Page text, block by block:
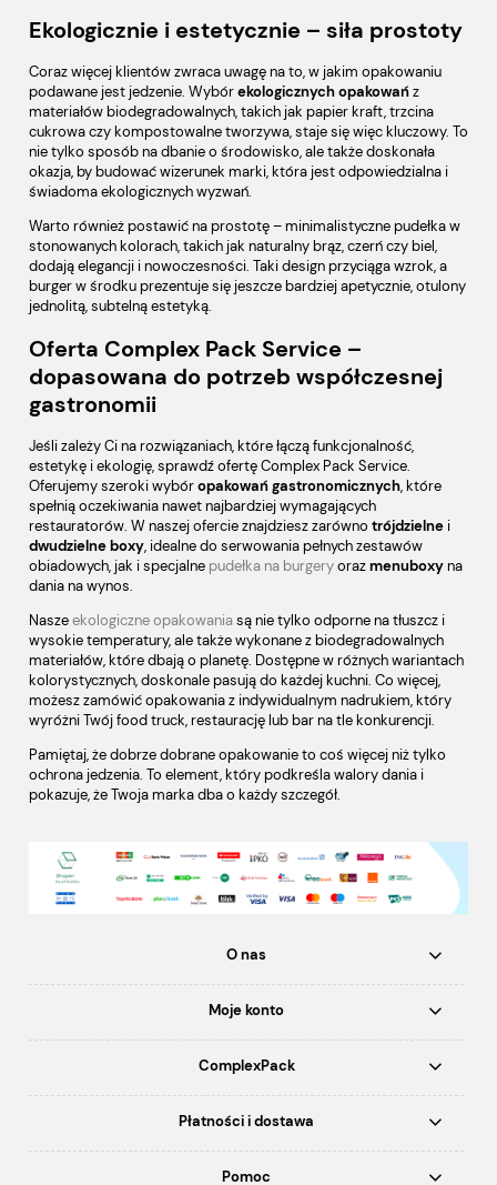
Ekologicznie i estetycznie – siła prostoty
Coraz więcej klientów zwraca uwagę na to, w jakim opakowaniu
podawane jest jedzenie. Wybórekologicznych opakowańz
materiałów biodegradowalnych, takich jak papier kraft, trzcina
cukrowa czy kompostowalne tworzywa, staje się więc kluczowy. To
nie tylko sposób na dbanie o środowisko, ale także doskonała
okazja, by budować wizerunek marki, która jest odpowiedzialna i
świadoma ekologicznych wyzwań.
Warto również postawić na prostotę – minimalistyczne pudełka w
stonowanych kolorach, takich jak naturalny brąz, czerń czy biel,
dodają elegancji i nowoczesności. Taki design przyciąga wzrok, a
burger w środku prezentuje się jeszcze bardziej apetycznie, otulony
jednolitą, subtelną estetyką.
Oferta Complex Pack Service –
dopasowana do potrzeb współczesnej
gastronomii
Jeśli zależy Ci na rozwiązaniach, które łączą funkcjonalność,
estetykę i ekologię, sprawdź ofertę Complex Pack Service.
Oferujemy szeroki wybóropakowań gastronomicznych, które
spełnią oczekiwania nawet najbardziej wymagających
restauratorów. W naszej ofercie znajdziesz zarówno trójdzielne i
dwudzielne boxy, idealne do serwowania pełnych zestawów
obiadowych, jak i specjalne pudełka na burgeryorazmenuboxyna
dania na wynos.
Naszeekologiczne opakowaniasą nie tylko odporne na tłuszcz i
wysokie temperatury, ale także wykonane z biodegradowalnych
materiałów, które dbają o planetę. Dostępne w różnych wariantach
kolorystycznych, doskonale pasują do każdej kuchni. Co więcej,
możesz zamówić opakowania z indywidualnym nadrukiem, który
wyróżni Twój food truck, restaurację lub bar na tle konkurencji.
Pamiętaj, że dobrze dobrane opakowanie to coś więcej niż tylko
ochrona jedzenia. To element, który podkreśla walory dania i
pokazuje, że Twoja marka dba o każdy szczegół.
O nas
Moje konto
ComplexPack
Płatności i dostawa
Pomoc